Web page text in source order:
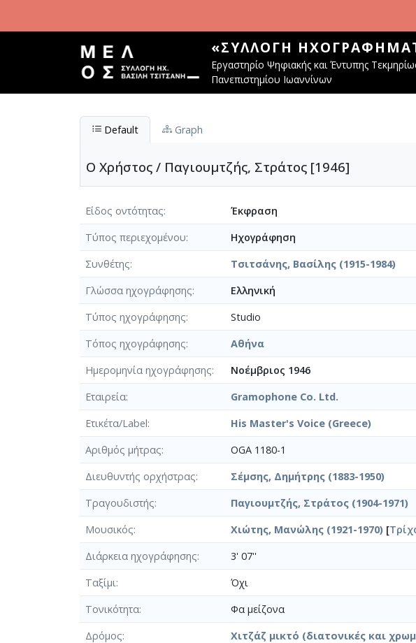
«ΣΥΛΛΟΓΉ
Εργαστηρίο Ψηφιακής και Έντυπης
Πανεπιστημίου Ιωαννίνων
Default Graph
Ο Χρήστος / Παγιουμτζής, Στράτος [1946]
Είδος οντότητας
Έκφραση
Τύπος περιεχομένου
Ηχογράφηση
Συνθέτης
Τσιτσάνης, Βασίλης (1915-1984)
Γλώσσα ηχογράφησης
Ελληνική
Τύπος ηχογράφησης
Studio
Τόπος ηχογράφησης
Αθήνα
Ημερομηνία ηχογράφησης
Νοέμβριος 1946
Εταιρεία
Gramophone Co. Ltd.
Ετικέτα/Label
His Master's Voice (Greece)
Αριθμός μήτρας
OGA 1180-1
Διευθυντής ορχήστρας
Σέμσης, Δημήτρης (1883-1950)
Τραγουδιστής
Παγιουμτζής, Στράτος (1904-1971)
Μουσικός
Χιώτης, Μανώλης (1921-1970) [
Διάρκεια ηχογράφησης
3' 07''
Ταξίμι
Όχι
Τονικότητα
Φα μείζονα
Δρόμος
Χιτζάζ μικτό (διατονικές και